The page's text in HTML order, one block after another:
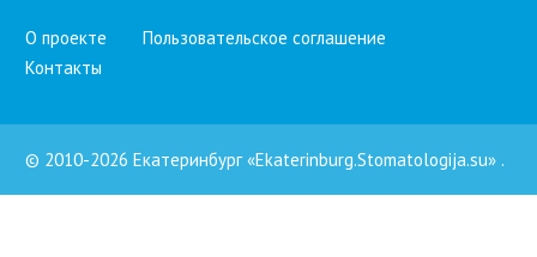
О проекте
Пользовательское соглашение
Контакты
© 2010-2026 Екатеринбург «Ekaterinburg.Stomatologija.su» .